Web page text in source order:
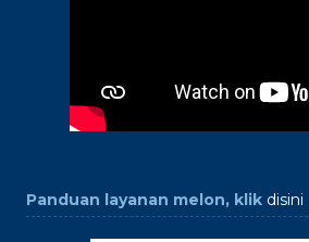
Panduan layanan melon, klik disini